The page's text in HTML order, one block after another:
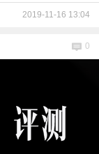
2019-11-16 13:04
0